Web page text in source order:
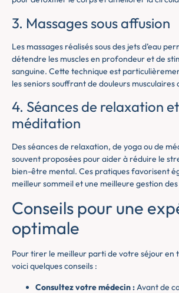
3. Massages sous affusion
Les massages réalisés sous des jets d’eau
détendre les muscles en profondeur et de
sanguine. Cette technique est
les seniors souffrant de douleurs musculaires
4. Séances de relaxation
méditation
Des séances de relaxation, de yoga ou de
souvent proposées pour aider à réduire le
bien-être mental. Ces pratiques favorisent
meilleur sommeil et une meilleure gestion
Conseils pour une
optimale
Pour tirer le meilleur parti de votre séjour en
voici quelques conseils :
Consultez votre médecin :Avant de